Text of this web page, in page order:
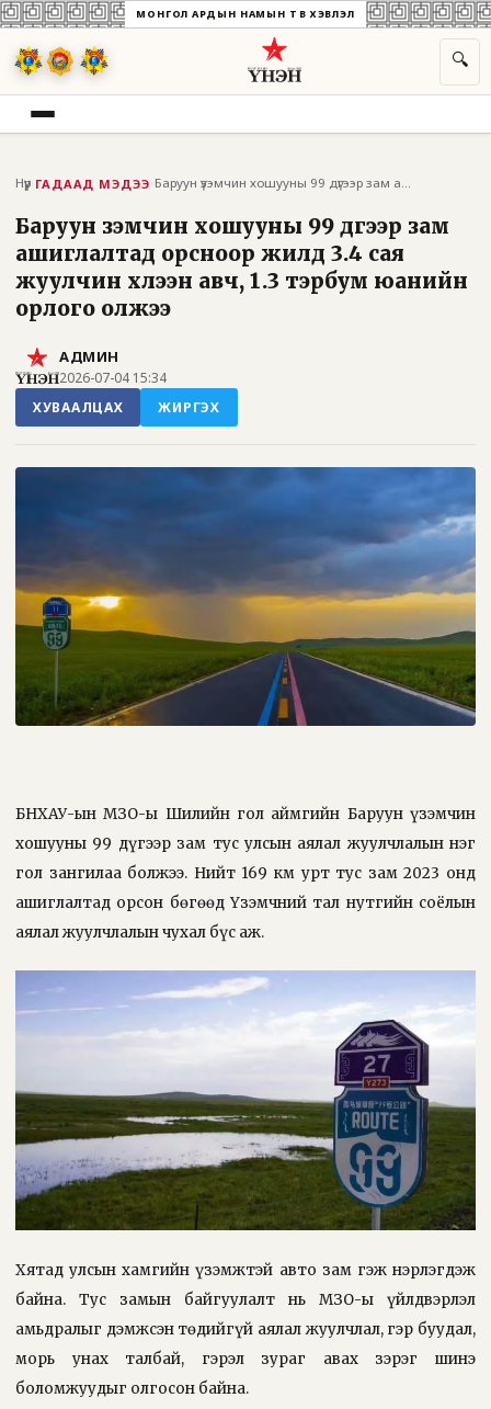
МОНГОЛ АРДЫН НАМЫН ТӨВ ХЭВЛЭЛ
🔍
Нүүр ГАДААД МЭДЭЭ Баруун үзэмчин хошууны 99 дүгээр зам аши...
Баруун үзэмчин хошууны 99 дүгээр зам
ашиглалтад орсноор жилд 3.4 сая
жуулчин хүлээн авч, 1.3 тэрбум юанийн
орлого олжээ
АДМИН
2026-07-04 15:34
ХУВААЛЦАХ
ЖИРГЭХ
БНХАУ-ын ӨМӨЗО-ы Шилийн гол аймгийн Баруун үзэмчин
хошууны 99 дүгээр зам тус улсын аялал жуулчлалын нэг
гол зангилаа болжээ. Нийт 169 км урт тус зам 2023 онд
ашиглалтад орсон бөгөөд Үзэмчний тал нутгийн соёлын
аялал жуулчлалын чухал бүс аж.
Хятад улсын хамгийн үзэмжтэй авто зам гэж нэрлэгдэж
байна. Тус замын байгуулалт нь ӨМӨЗО-ы үйлдвэрлэл
амьдралыг дэмжсэн төдийгүй аялал жуулчлал, гэр буудал,
морь унах талбай, гэрэл зураг авах зэрэг шинэ
боломжуудыг олгосон байна.